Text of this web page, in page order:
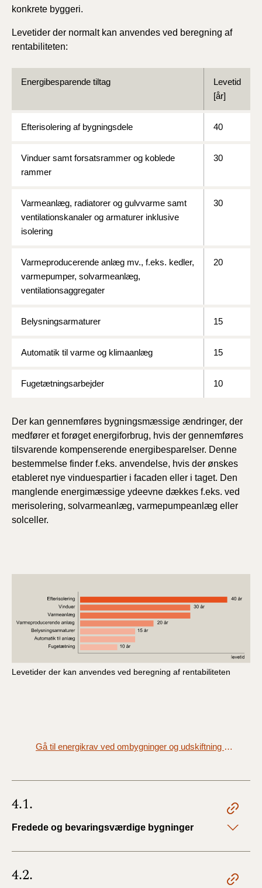
konkrete byggeri.
Levetider der normalt kan anvendes ved beregning af
rentabiliteten:
Energibesparende tiltag
Levetid
[år]
Efterisolering af bygningsdele 40
Vinduer samt forsatsrammer og koblede
rammer
30
Varmeanlæg, radiatorer og gulvvarme samt
ventilationskanaler og armaturer inklusive
isolering
30
Varmeproducerende anlæg mv., f.eks. kedler,
varmepumper, solvarmeanlæg,
ventilationsaggregater
20
Belysningsarmaturer 15
Automatik til varme og klimaanlæg 15
Fugetætningsarbejder 10
Der kan gennemføres bygningsmæssige ændringer, der
medfører et forøget energiforbrug, hvis der gennemføres
tilsvarende kompenserende energibesparelser. Denne
bestemmelse finder f.eks. anvendelse, hvis der ønskes
etableret nye vinduespartier i facaden eller i taget. Den
manglende energimæssige ydeevne dækkes f.eks. ved
merisolering, solvarmeanlæg, varmepumpeanlæg eller
solceller.
Levetider der kan anvendes ved beregning af rentabiliteten
Gå til energikrav ved ombygninger og udskiftning af bygningsdele (§ 274 - § 279)
4.1.
Fredede og bevaringsværdige bygninger
4.2.